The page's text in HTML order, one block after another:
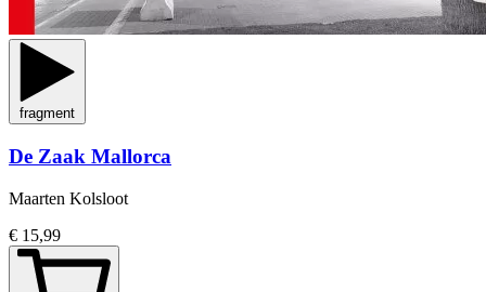
fragment
De Zaak Mallorca
Maarten Kolsloot
€ 15,99